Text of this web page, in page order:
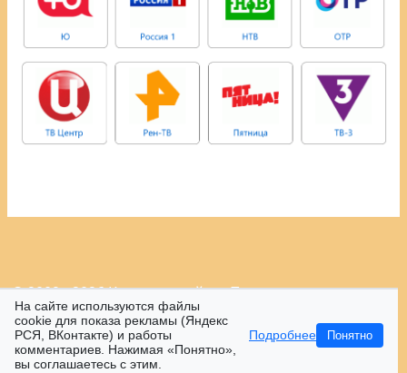
© 2009 - 2026 Контрастный.ру.Политика
конфиденциальности.
16+
На сайте используются файлы
cookie для показа рекламы (Яндекс
РСЯ, ВКонтакте) и работы
комментариев. Нажимая «Понятно»,
вы соглашаетесь с этим.
Подробнее Понятно